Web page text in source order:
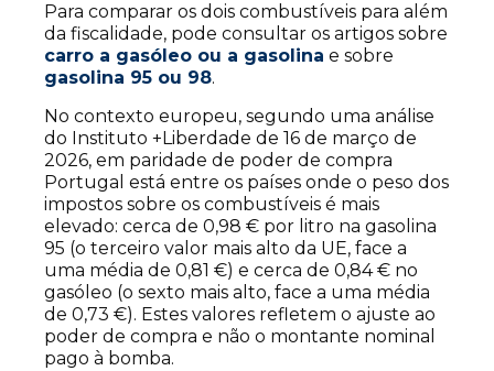
Para comparar os dois combustíveis para além
da fiscalidade, pode consultar os artigos sobre
carro a gasóleo ou a gasolina e sobre
gasolina 95 ou 98.
No contexto europeu, segundo uma análise
do Instituto +Liberdade de 16 de março de
2026, em paridade de poder de compra
Portugal está entre os países onde o peso dos
impostos sobre os combustíveis é mais
elevado: cerca de 0,98 € por litro na gasolina
95 (o terceiro valor mais alto da UE, face a
uma média de 0,81 €) e cerca de 0,84 € no
gasóleo (o sexto mais alto, face a uma média
de 0,73 €). Estes valores refletem o ajuste ao
poder de compra e não o montante nominal
pago à bomba.